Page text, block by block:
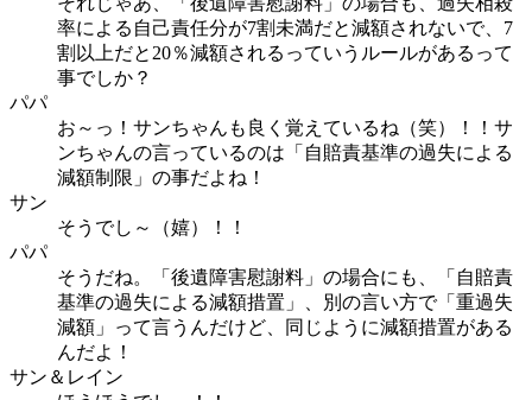
率による自己責任分が7割未満だと減額されないで、7
割以上だと20％減額されるっていうルールがあるって
事でしか？
パパ
お～っ！サンちゃんも良く覚えているね（笑）！！サ
ンちゃんの言っているのは「自賠責基準の過失による
減額制限」の事だよね！
サン
そうでし～（嬉）！！
パパ
そうだね。「後遺障害慰謝料」の場合にも、「自賠責
基準の過失による減額措置」、別の言い方で「重過失
減額」って言うんだけど、同じように減額措置がある
んだよ！
サン＆レイン